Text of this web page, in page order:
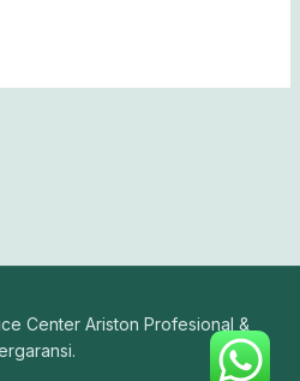
Center Ariston Profesional &